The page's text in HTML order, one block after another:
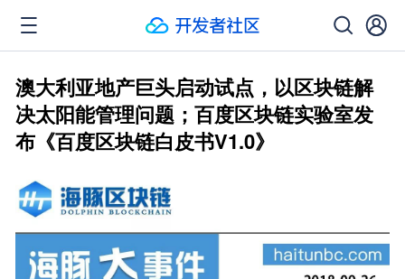
澳大利亚地产巨头启动试点，以区块链解
决太阳能管理问题；百度区块链实验室发
布《百度区块链白皮书V1.0》